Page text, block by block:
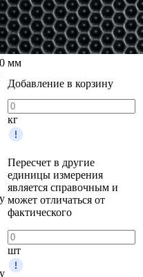
мм
Добавление в корзину
кг
Пересчет в другие
единицы измерения
является справочным и
может отличаться от
фактического
шт